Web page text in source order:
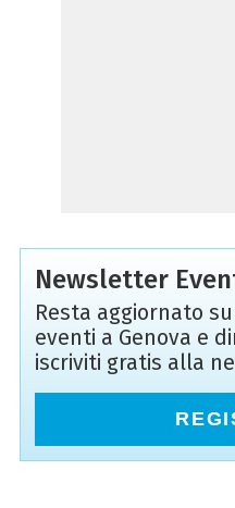
Newsletter
Resta aggiornato
eventi a Genova e
iscriviti gratis alla